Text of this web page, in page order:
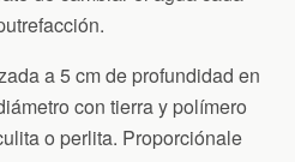
a 5 cm de profundidad en
con tierra y polímero
o perlita. Proporciónale